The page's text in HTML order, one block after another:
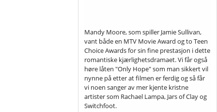
Mandy Moore, som spiller Jamie Sullivan,
vant både en MTV Movie Award og to Teen
Choice Awards for sin fine prestasjon i dette
romantiske kjærlighetsdramaet. Vi får også
høre låten "Only Hope" som man sikkert vil
nynne på etter at filmen er ferdig og så får
vi noen sanger av mer kjente kristne
artister som Rachael Lampa, Jars of Clay og
Switchfoot.